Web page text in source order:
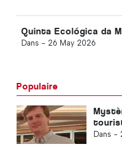
stratégiques
Quinta Ecológica da
Dans - 26 May 2026
Populaire
Dans -